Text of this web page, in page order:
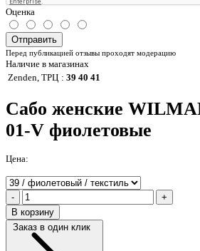
Оценка
Отправить
Перед публикацией отзывы проходят модерацию
Наличие в магазинах
Zenden, ТРЦ : 39 40 41
Сабо женские
01-V фиолетовые
Цена:
-
+
В корзину
Заказ в один клик